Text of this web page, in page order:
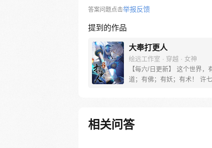
答案问题点击举报反馈
提到的作品
大奉打更人
绘远工作室 · 穿越 · 女神
【每六/日更新】 这个世界，
道；有佛；有妖；有术！ 许七
果…… 改编自阅文集团作者卖
同名小说 QQ群号：799493374
相关问答